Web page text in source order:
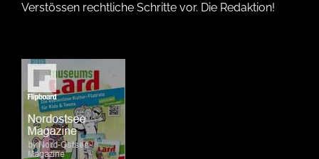
Verstössen rechtliche Schritte vor. Die Redaktion!